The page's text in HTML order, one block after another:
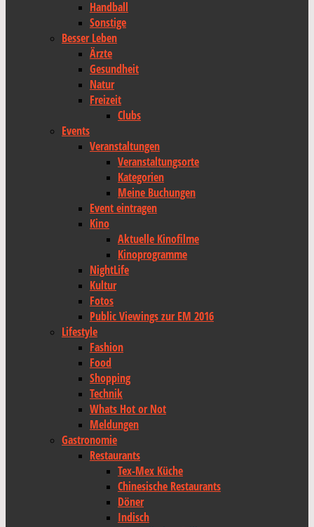
Handball
Sonstige
Besser Leben
Ärzte
Gesundheit
Natur
Freizeit
Clubs
Events
Veranstaltungen
Veranstaltungsorte
Kategorien
Meine Buchungen
Event eintragen
Kino
Aktuelle Kinofilme
Kinoprogramme
NightLife
Kultur
Fotos
Public Viewings zur EM 2016
Lifestyle
Fashion
Food
Shopping
Technik
Whats Hot or Not
Meldungen
Gastronomie
Restaurants
Tex-Mex Küche
Chinesische Restaurants
Döner
Indisch